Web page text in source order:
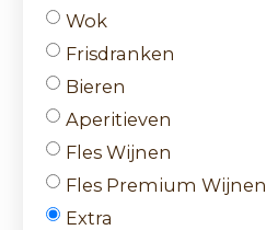
Wok
Frisdranken
Bieren
Aperitieven
Fles Wijnen
Fles Premium Wijnen
Extra